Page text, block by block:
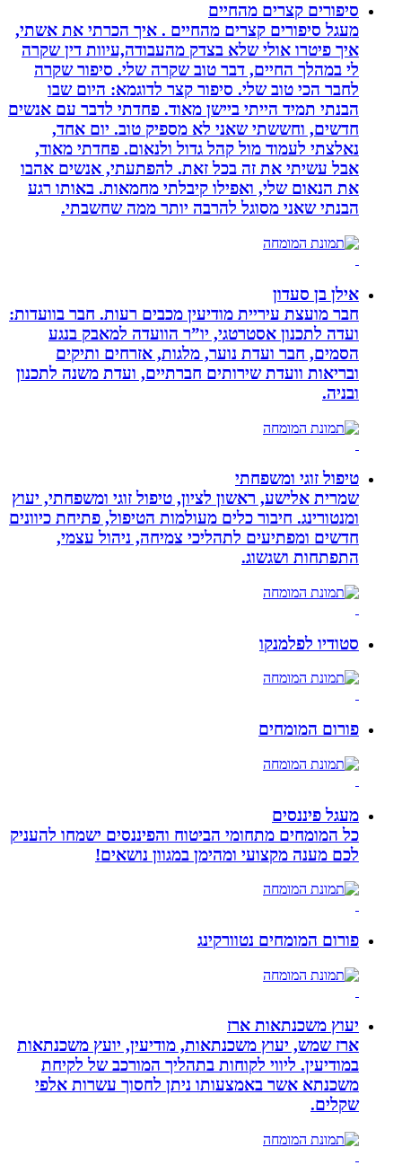
סיפורים קצרים מהחיים
מעגל סיפורים קצרים מהחיים . איך הכרתי את אשתי,
איך פיטרו אולי שלא בצדק מהעבודה,עיוות דין שקרה
לי במהלך החיים, דבר טוב שקרה שלי. סיפור שקרה
לחבר הכי טוב שלי. סיפור קצר לדוגמא: היום שבו
הבנתי תמיד הייתי ביישן מאוד. פחדתי לדבר עם אנשים
חדשים, וחששתי שאני לא מספיק טוב. יום אחד,
נאלצתי לעמוד מול קהל גדול ולנאום. פחדתי מאוד,
אבל עשיתי את זה בכל זאת. להפתעתי, אנשים אהבו
את הנאום שלי, ואפילו קיבלתי מחמאות. באותו רגע
הבנתי שאני מסוגל להרבה יותר ממה שחשבתי.
אילן בן סעדון
חבר מועצת עיריית מודיעין מכבים רעות. חבר בוועדות:
ועדה לתכנון אסטרטגי, יו”ר הוועדה למאבק בנגע
הסמים, חבר ועדת נוער, מלגות, אזרחים ותיקים
ובריאות וועדת שירותים חברתיים, ועדת משנה לתכנון
ובניה.
טיפול זוגי ומשפחתי
שמרית אלישע, ראשון לציון, טיפול זוגי ומשפחתי, יעוץ
ומנטורינג. חיבור כלים מעולמות הטיפול, פתיחת כיוונים
חדשים ומפתיעים לתהליכי צמיחה, ניהול עצמי,
התפתחות ושגשוג.
סטודיו לפלמנקו
פורום המומחים
מעגל פיננסים
כל המומחים מתחומי הביטוח והפיננסים ישמחו להעניק
לכם מענה מקצועי ומהימן במגוון נושאים!
פורום המומחים נטוורקינג
יעוץ משכנתאות ארז
ארז שמש, יעוץ משכנתאות, מודיעין, יועץ משכנתאות
במודיעין. ליווי לקוחות בתהליך המורכב של לקיחת
משכנתא אשר באמצעותו ניתן לחסוך עשרות אלפי
שקלים.